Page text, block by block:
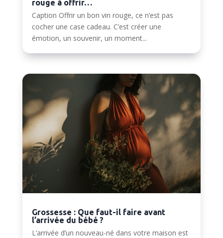
rouge à offrir…
Caption Offrir un bon vin rouge, ce n’est pas
cocher une case cadeau. C’est créer une
émotion, un souvenir, un moment...
Grossesse : Que faut-il faire avant
l’arrivée du bébé ?
L’arrivée d’un nouveau-né dans votre maison est